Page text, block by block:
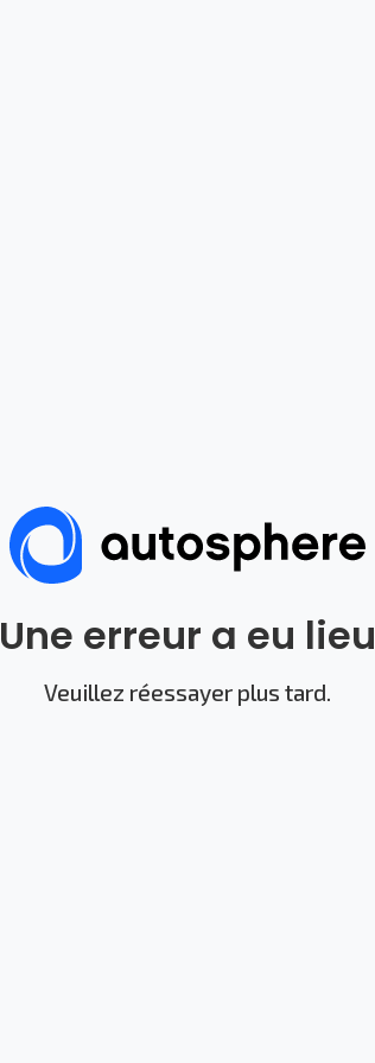
Une erreur a eu lieu
Veuillez réessayer plus tard.